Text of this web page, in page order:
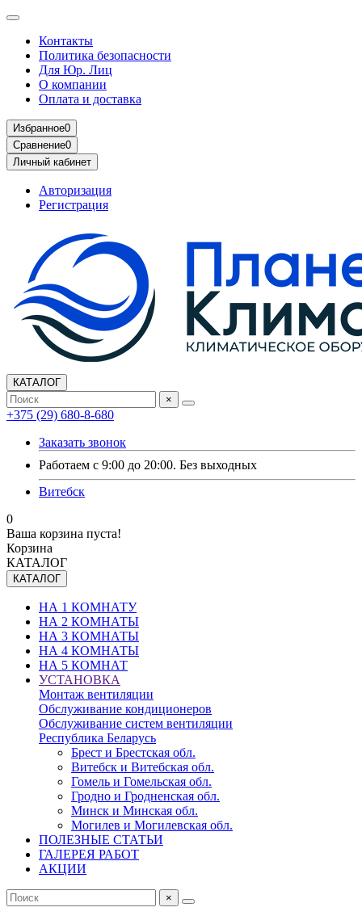
Контакты
Политика безопасности
Для Юр. Лиц
О компании
Оплата и доставка
Избранное0
Сравнение0
Личный кабинет
Авторизация
Регистрация
КАТАЛОГ
×
+375 (29) 680-8-680
Заказать звонок
Работаем с 9:00 до 20:00. Без выходных
Витебск
0
Ваша корзина пуста!
Корзина
КАТАЛОГ
КАТАЛОГ
НА 1 КОМНАТУ
НА 2 КОМНАТЫ
НА 3 КОМНАТЫ
НА 4 КОМНАТЫ
НА 5 КОМНАТ
УСТАНОВКА
Монтаж вентиляции
Обслуживание кондиционеров
Обслуживание систем вентиляции
Республика Беларусь
Брест и Брестская обл.
Витебск и Витебская обл.
Гомель и Гомельская обл.
Гродно и Гродненская обл.
Минск и Минская обл.
Могилев и Могилевская обл.
ПОЛЕЗНЫЕ СТАТЬИ
ГАЛЕРЕЯ РАБОТ
АКЦИИ
×